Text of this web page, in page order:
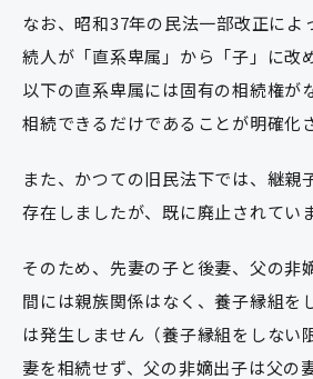
なお、昭和37年の民法一部改正によ
続人が「直系卑属」から「子」に改
以下の直系卑属には固有の相続権が
相続できるだけであることが明確化
また、かつての旧民法下では、継親
存在しましたが、既に廃止されてい
そのため、先妻の子と後妻、父の非
間には親族関係はなく、養子縁組を
は発生しません（養子縁組をしない
妻を相続せず、父の非嫡出子は父の